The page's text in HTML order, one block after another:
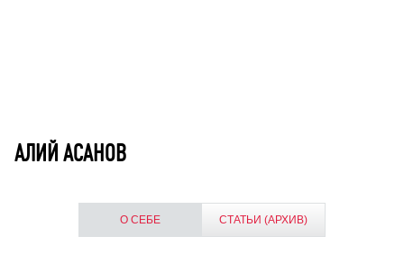
АЛИЙ АСАНОВ
О СЕБЕ СТАТЬИ (АРХИВ)